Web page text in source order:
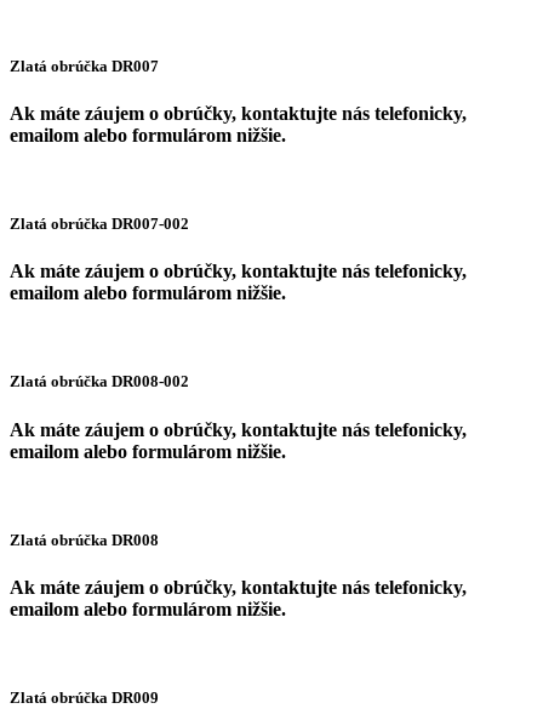
Zlatá obrúčka DR007
Ak máte záujem o obrúčky, kontaktujte nás telefonicky,
emailom alebo formulárom nižšie.
Zlatá obrúčka DR007-002
Ak máte záujem o obrúčky, kontaktujte nás telefonicky,
emailom alebo formulárom nižšie.
Zlatá obrúčka DR008-002
Ak máte záujem o obrúčky, kontaktujte nás telefonicky,
emailom alebo formulárom nižšie.
Zlatá obrúčka DR008
Ak máte záujem o obrúčky, kontaktujte nás telefonicky,
emailom alebo formulárom nižšie.
Zlatá obrúčka DR009